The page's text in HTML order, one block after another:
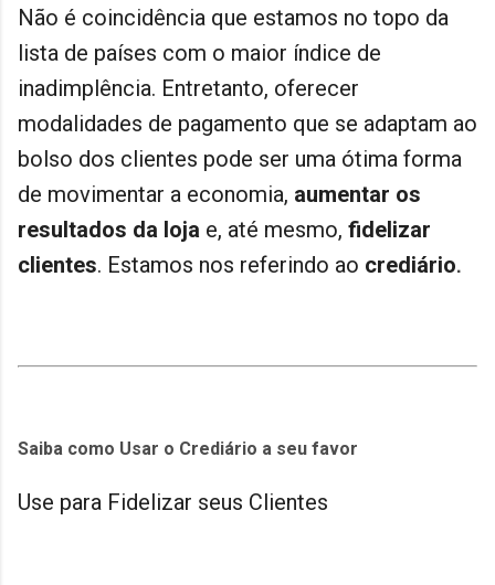
Não é coincidência que estamos no topo da
lista de países com o maior índice de
inadimplência. Entretanto, oferecer
modalidades de pagamento que se adaptam ao
bolso dos clientes pode ser uma ótima forma
de movimentar a economia, aumentar os
resultados da loja e, até mesmo, fidelizar
clientes. Estamos nos referindo ao crediário.
Saiba como Usar o Crediário a seu favor
Use para Fidelizar seus Clientes